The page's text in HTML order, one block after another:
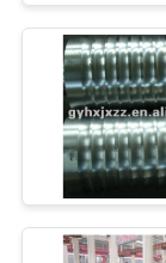
内
管
ワ